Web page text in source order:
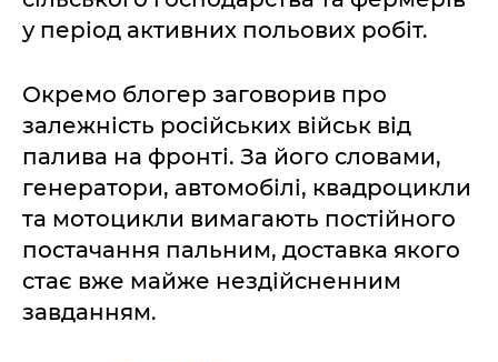
у період активних польових робіт.
Окремо блогер заговорив про
залежність російських військ від
палива на фронті. За його словами,
генератори, автомобілі, квадроцикли
та мотоцикли вимагають постійного
постачання пальним, доставка якого
стає вже майже нездійсненним
завданням.